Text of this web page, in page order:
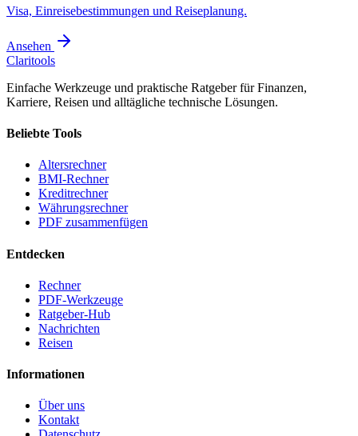
Visa, Einreisebestimmungen und Reiseplanung.
Ansehen
Claritools
Einfache Werkzeuge und praktische Ratgeber für Finanzen,
Karriere, Reisen und alltägliche technische Lösungen.
Beliebte Tools
Altersrechner
BMI-Rechner
Kreditrechner
Währungsrechner
PDF zusammenfügen
Entdecken
Rechner
PDF-Werkzeuge
Ratgeber-Hub
Nachrichten
Reisen
Informationen
Über uns
Kontakt